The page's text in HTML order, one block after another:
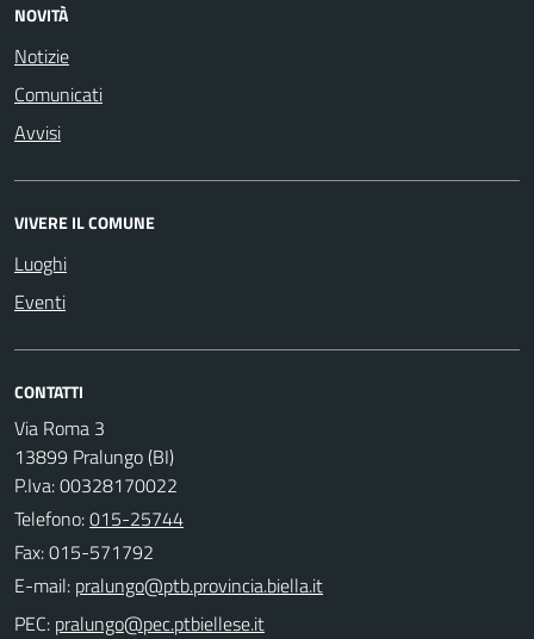
NOVITÀ
Notizie
Comunicati
Avvisi
VIVERE IL COMUNE
Luoghi
Eventi
CONTATTI
Via Roma 3
13899 Pralungo (BI)
P.Iva: 00328170022
Telefono:015-25744
Fax: 015-571792
E-mail:
PEC: